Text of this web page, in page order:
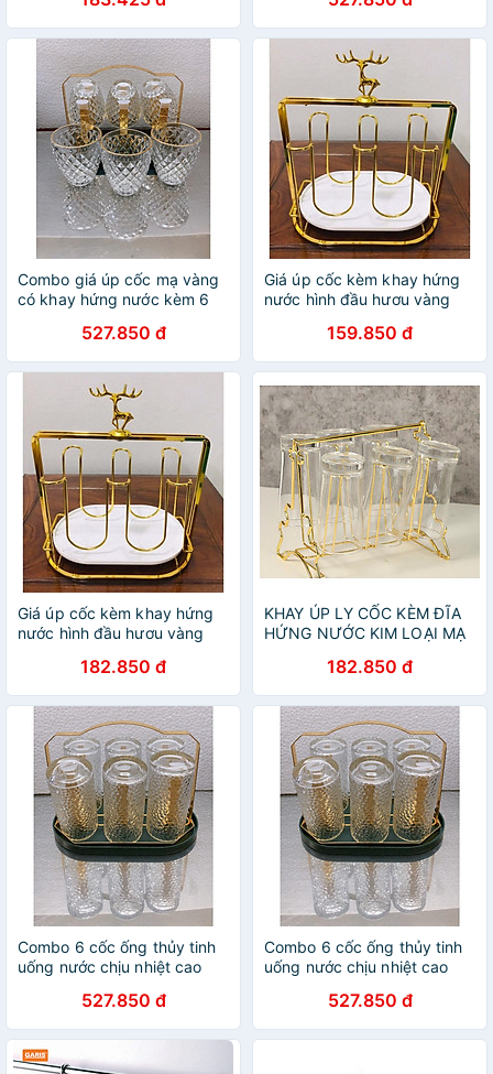
Combo giá úp cốc mạ vàng
có khay hứng nước kèm 6
527.850 đ
Giá úp cốc kèm khay hứng
nước hình đầu hươu vàng
159.850 đ
Giá úp cốc kèm khay hứng
nước hình đầu hươu vàng
182.850 đ
KHAY ÚP LY CỐC KÈM ĐĨA
HỨNG NƯỚC KIM LOẠI MẠ
182.850 đ
Combo 6 cốc ống thủy tinh
uống nước chịu nhiệt cao
có khay hứng nước ngọng
vàng
527.850 đ
Combo 6 cốc ống thủy tinh
uống nước chịu nhiệt cao
có khay hứng nước ngọng
vàng
527.850 đ